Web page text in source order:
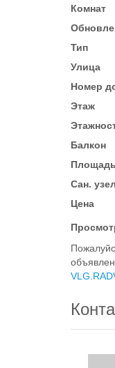
Комнат
Тип
Улица
Номер
Этаж
Балкон
Сан. узел
Цена